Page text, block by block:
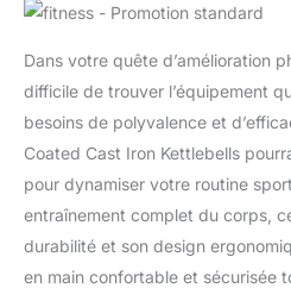
Dans votre quête d’amélioration
difficile de trouver l’équipement
besoins de polyvalence et
Coated Cast Iron Kettlebells
pour dynamiser votre routine
entraînement complet du corps,
durabilité et son design
en main confortable et sécurisée